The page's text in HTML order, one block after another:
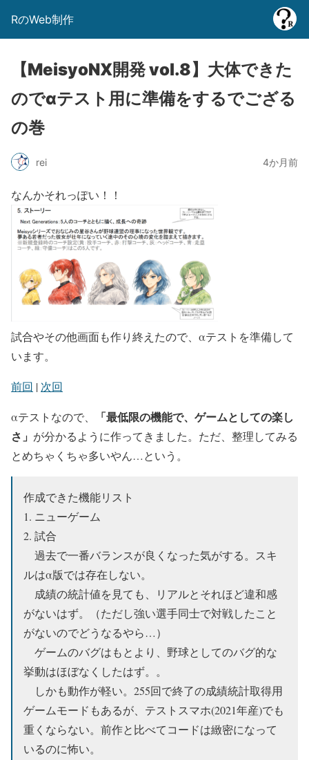
RのWeb制作
【MeisyoNX開発 vol.8】大体できた
のでαテスト用に準備をするでござる
の巻
rei 4か月前
なんかそれっぽい！！
試合やその他画面も作り終えたので、αテストを準備して
います。
前回 | 次回
αテストなので、
「最低限の機能で、ゲームとしての楽し
さ」 が分かるように作ってきました。ただ、整理してみる
とめちゃくちゃ多いやん…という。
作成できた機能リスト
1. ニューゲーム
2. 試合
過去で一番バランスが良くなった気がする。スキ
ルはα版では存在しない。
成績の統計値を見ても、リアルとそれほど違和感
がないはず。（ただし強い選手同士で対戦したこと
がないのでどうなるやら…）
ゲームのバグはもとより、野球としてのバグ的な
挙動はほぼなくしたはず。。
しかも動作が軽い。255回で終了の成績統計取得用
ゲームモードもあるが、テストスマホ(2021年産)でも
重くならない。前作と比べてコードは緻密になって
いるのに怖い。